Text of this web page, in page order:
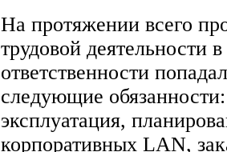
На протяжении всего
трудовой деятельности в
ответственности
следующие обязанности:
эксплуатация,
корпоративных LAN,